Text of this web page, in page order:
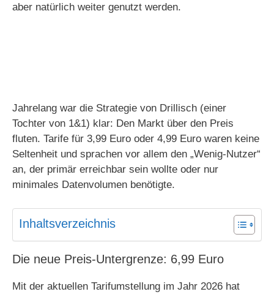
aber natürlich weiter genutzt werden.
Jahrelang war die Strategie von Drillisch (einer
Tochter von 1&1) klar: Den Markt über den Preis
fluten. Tarife für 3,99 Euro oder 4,99 Euro waren keine
Seltenheit und sprachen vor allem den „Wenig-Nutzer“
an, der primär erreichbar sein wollte oder nur
minimales Datenvolumen benötigte.
Inhaltsverzeichnis
Die neue Preis-Untergrenze: 6,99 Euro
Mit der aktuellen Tarifumstellung im Jahr 2026 hat